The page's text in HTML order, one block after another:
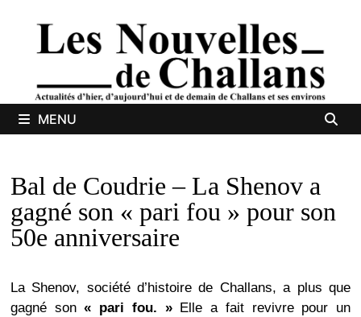
MENU
Bal de Coudrie – La Shenov a
gagné son « pari fou » pour son
50e anniversaire
La Shenov, société d’histoire de Challans, a plus que
gagné son« pari fou. »Elle a fait revivre pour un